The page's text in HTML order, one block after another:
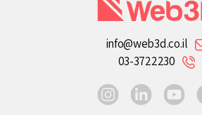
info@web3d.co.il
03-3722230
facebook
youtube
linkedin